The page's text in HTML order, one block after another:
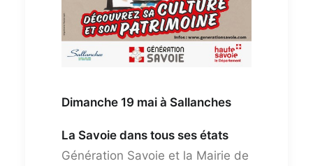
Dimanche 19 mai à Sallanches
La Savoie dans tous ses états
Génération Savoie et la Mairie de